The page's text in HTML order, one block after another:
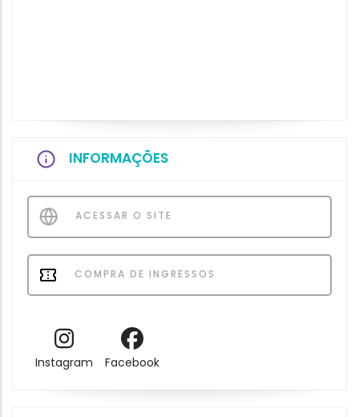
INFORMAÇÕES
ACESSAR O SITE
COMPRA DE INGRESSOS
Instagram Facebook